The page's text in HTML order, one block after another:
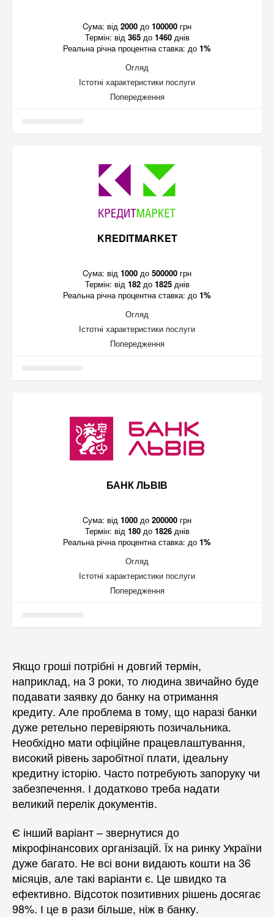
Cума: від 2000 до 100000 грн
Термін: від 365до 1460днів
Реальна річна процентна ставка: до 1%
Огляд
Істотні характеристики послуги
Попередження
KREDITMARKET
Cума: від 1000 до 500000 грн
Термін: від 182до 1825днів
Реальна річна процентна ставка: до 1%
Огляд
Істотні характеристики послуги
Попередження
БАНК ЛЬВІВ
Cума: від 1000 до 200000 грн
Термін: від 180до 1826днів
Реальна річна процентна ставка: до 1%
Огляд
Істотні характеристики послуги
Попередження
Якщо гроші потрібні н довгий термін,
наприклад, на 3 роки, то людина звичайно буде
подавати заявку до банку на отримання
кредиту. Але проблема в тому, що наразі банки
дуже ретельно перевіряють позичальника.
Необхідно мати офіційне працевлаштування,
високий рівень заробітної плати, ідеальну
кредитну історію. Часто потребують запоруку чи
забезпечення. І додатково треба надати
великий перелік документів.
Є інший варіант – звернутися до
мікрофінансових організацій. Їх на ринку України
дуже багато. Не всі вони видають кошти на 36
місяців, але такі варіанти є. Це швидко та
ефективно. Відсоток позитивних рішень досягає
98%. І це в рази більше, ніж в банку.